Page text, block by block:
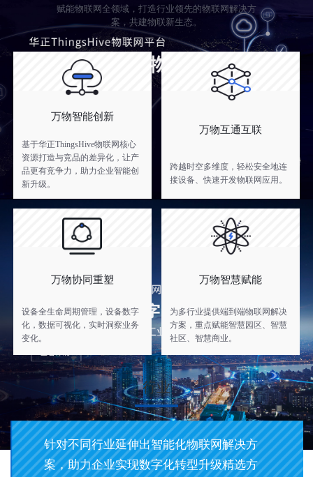
赋能物联网全领域，打造行业领先的物联网解决方
案，共建物联新生态。
万物智能创新
基于华正ThingsHive物联网核心
资源打造与竞品的差异化，让产
品更有竞争力，助力企业智能创
新升级。
万物互通互联
跨越时空多维度，轻松安全地连
接设备、快速开发物联网应用。
万物协同重塑
设备全生命周期管理，设备数字
化，数据可视化，实时洞察业务
变化。
万物智慧赋能
为多行业提供端到端物联网解决
方案，重点赋能智慧园区、智慧
社区、智慧商业。
行业
针对不同行业延伸出智能化物联网解决方
案，助力企业实现数字化转型升级精选方